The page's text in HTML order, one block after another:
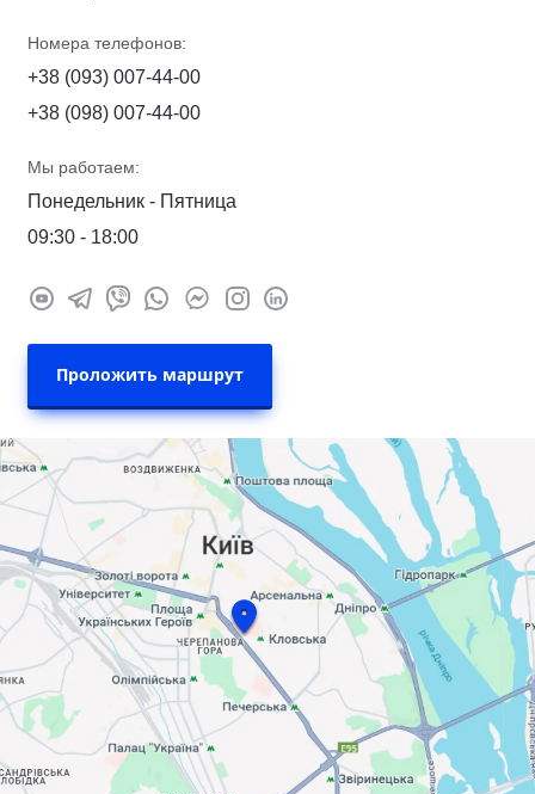
Номера телефонов:
+38 (093) 007-44-00
+38 (098) 007-44-00
Мы работаем:
Понедельник - Пятница
09:30 - 18:00
Проложить маршрут